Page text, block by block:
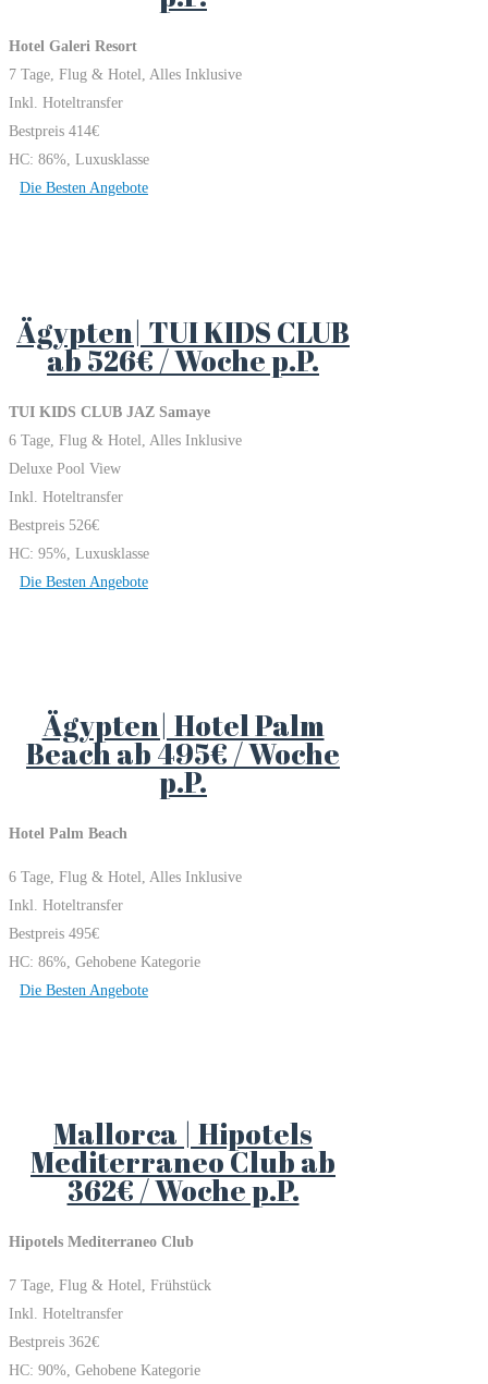
Hotel Galeri Resort
7 Tage, Flug & Hotel, Alles Inklusive
Inkl. Hoteltransfer
Bestpreis 414€
HC: 86%, Luxusklasse
Die Besten Angebote
Ägypten| TUI KIDS CLUB
ab 526€ / Woche p.P.
TUI KIDS CLUB JAZ Samaye
6 Tage, Flug & Hotel, Alles Inklusive
Deluxe Pool View
Inkl. Hoteltransfer
Bestpreis 526€
HC: 95%, Luxusklasse
Die Besten Angebote
Ägypten| Hotel Palm
Beach ab 495€ / Woche
p.P.
Hotel Palm Beach
6 Tage, Flug & Hotel, Alles Inklusive
Inkl. Hoteltransfer
Bestpreis 495€
HC: 86%, Gehobene Kategorie
Die Besten Angebote
Mallorca | Hipotels
Mediterraneo Club ab
362€ / Woche p.P.
Hipotels Mediterraneo Club
7 Tage, Flug & Hotel, Frühstück
Inkl. Hoteltransfer
Bestpreis 362€
HC: 90%, Gehobene Kategorie